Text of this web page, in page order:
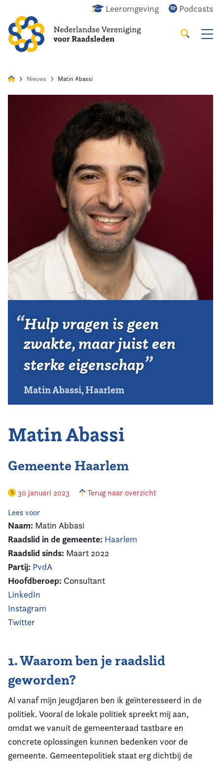
Leeromgeving Podcasts
Zoeken
Kennis & Informatie
Vereniging
Contact
Nieuws Matin Abassi
Hulp vragen is geen
zwakte, maar juist een
sterke eigenschap
Matin Abassi, Haarlem
Matin Abassi
Gemeente Haarlem
30 januari 2023 Terug naar overzicht
Lees voor
Naam: Matin Abbasi
Raadslid in de gemeente: Haarlem
Raadslid sinds: Maart 2022
Partij: PvdA
Hoofdberoep: Consultant
LinkedIn
Instagram
Twitter
1. Waarom ben je raadslid
geworden?
Al vanaf mijn jeugdjaren ben ik geïnteresseerd in de
politiek. Vooral de lokale politiek spreekt mij aan,
omdat we vanuit de gemeenteraad tastbare en
concrete oplossingen kunnen bedenken voor de
gemeente. Gemeentepolitiek staat erg dichtbij de